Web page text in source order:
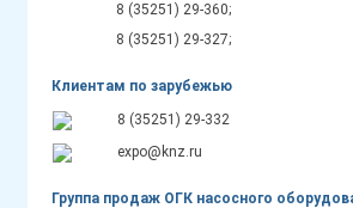
8 (35251) 29-360;
8 (35251) 29-327;
Клиентам по зарубежью
8 (35251) 29-332
expo@knz.ru
Группа продаж ОГК насосного